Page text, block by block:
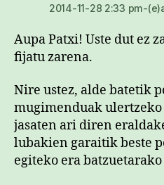
2014-11-28 2:33 pm-
Aupa Patxi! Uste dut ez
fijatu zarena.
Nire ustez, alde batetik
mugimenduak
jasaten ari diren
lubakien garaitik beste
egiteko era